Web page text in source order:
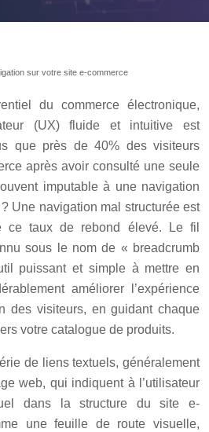
sur votre site e-commerce
du commerce électronique,
(UX) fluide et intuitive est
que près de 40% des visiteurs
après avoir consulté une seule
imputable à une navigation
Une navigation mal structurée est
ce taux de rebond élevé. Le fil
sous le nom de « breadcrumb
puissant et simple à mettre en
améliorer l’expérience
des visiteurs, en guidant chaque
votre catalogue de produits.
de liens textuels, généralement
web, qui indiquent à l’utilisateur
dans la structure du site e-
une feuille de route visuelle,